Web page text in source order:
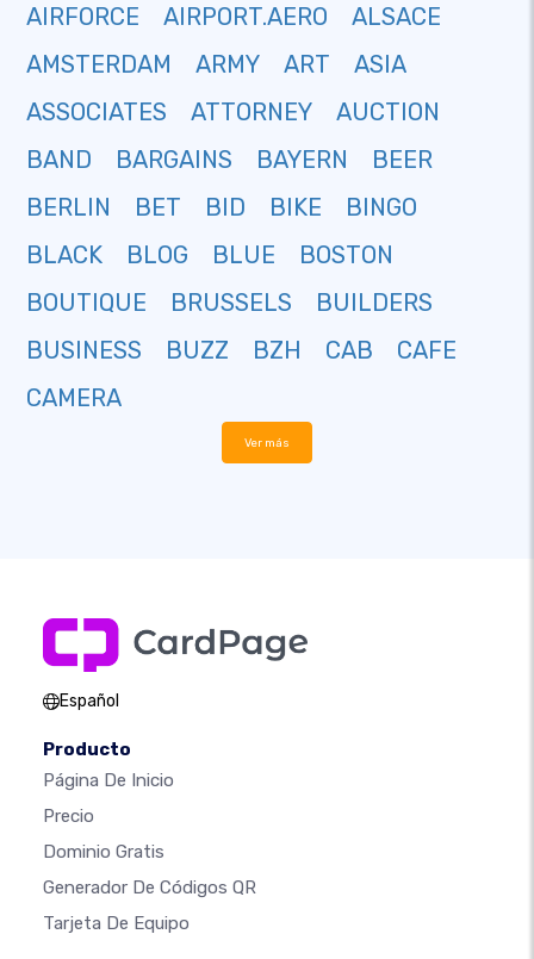
AIRFORCE
AIRPORT.AERO
ALSACE
AMSTERDAM
ARMY ART
ASIA
ASSOCIATES
ATTORNEY
AUCTION
BAND
BARGAINS BAYERN
BEER
BERLIN
BET BID BIKE
BINGO
BLACK
BLOG BLUE
BOSTON
BOUTIQUE
BRUSSELS
BUILDERS
BUSINESS
BUZZ BZH CAB
CAFE
CAMERA
Ver más
Español
Producto
Página De Inicio
Precio
Dominio Gratis
Generador De Códigos QR
Tarjeta De Equipo